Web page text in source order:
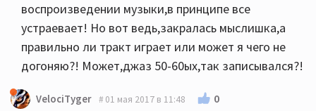
воспроизведении музыки,в принципе все
устраевает! Но вот ведь,закралась мыслишка,а
правильно ли тракт играет или может я чего не
догоняю?! Может,джаз 50-60ых,так записывался?!
VelociTyger 01 мая 2017 в 11:48 0